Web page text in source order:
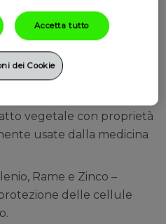
Antiossidante contiene il
specifico di vitamine (A,
vegetale con proprietà
usate dalla medicina
Rame e Zinco –
delle cellule
Accetta tutto
dei Cookie